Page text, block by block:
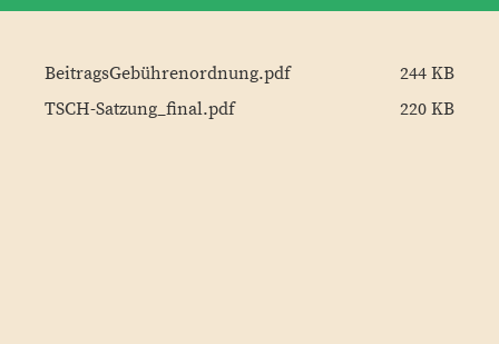
BeitragsGebührenordnung.pdf
244 KB
TSCH-Satzung_final.pdf
220 KB